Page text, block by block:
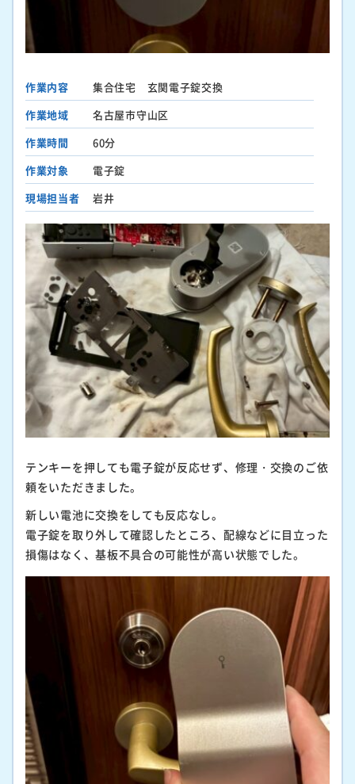
作業内容
集合住宅 玄関電子錠交換
作業地域
名古屋市守山区
作業時間
60分
作業対象
電子錠
現場担当者
岩井
テンキーを押しても電子錠が反応せず、修理・交換のご依
頼をいただきました。
新しい電池に交換をしても反応なし。
電子錠を取り外して確認したところ、配線などに目立った
損傷はなく、基板不具合の可能性が高い状態でした。